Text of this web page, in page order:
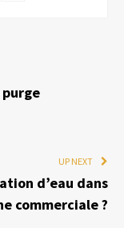
UP NEXT
d’eau dans
commerciale ?